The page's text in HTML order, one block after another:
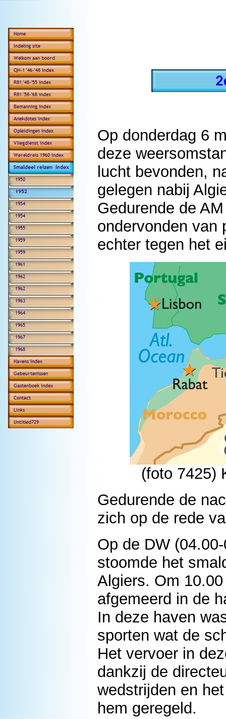
Op donderdag 6
deze
lucht bevonden,
gelegen nabij
Gedurende de
ondervonden van
echter tegen het
(foto 7425)
Gedurende de
zich op de rede
Op de DW
stoomde het
Algiers. Om
afgemeerd in de
In deze haven
sporten wat de
Het vervoer in
dankzij de
wedstrijden en
hem geregeld.